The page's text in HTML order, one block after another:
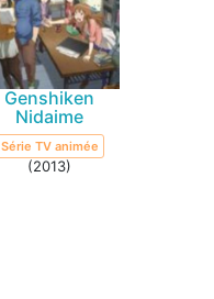
Genshiken
Nidaime
Série TV animée
(2013)